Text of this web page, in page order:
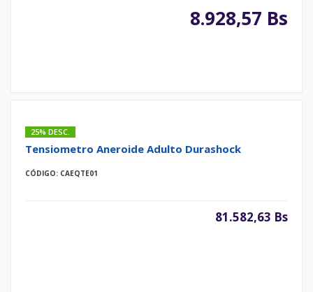
8.928,57 Bs
25% DESC.
Tensiometro Aneroide Adulto Durashock
CÓDIGO: CAEQTE01
81.582,63 Bs